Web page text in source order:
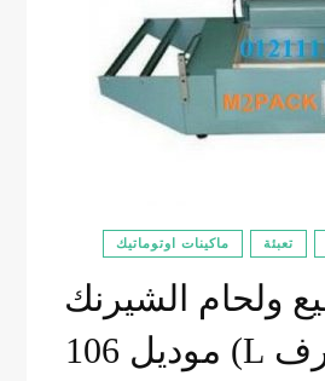
تعبئة ماكينات اوتوماتيك
ولحام الشيرنك
(قطاعة حرف L) موديل 106